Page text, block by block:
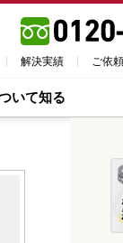
解決実績 ご依
いて知る